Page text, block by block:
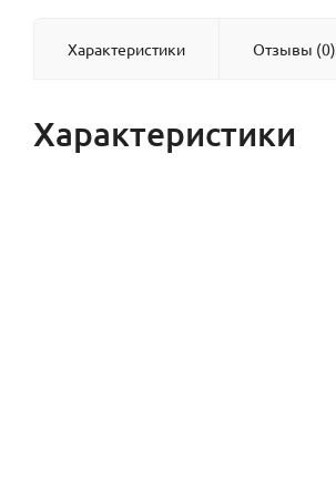
Характеристики Отзывы (0)
Характеристики